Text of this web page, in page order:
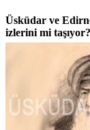
Üsküdar ve
izlerini mi taşıyor?